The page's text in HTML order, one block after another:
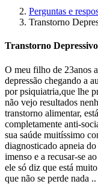
Perguntas e
Transtorno
Transtorno Depressivo
O meu filho de 23anos
depressão chegando a
por psiquiatria,que lhe
não vejo resultados
transtorno alimentar,
completamente anti-
sua saúde muitíssimo
diagnosticado apneia
imenso e a recusar-se
ele só diz que está
que não se perde nada